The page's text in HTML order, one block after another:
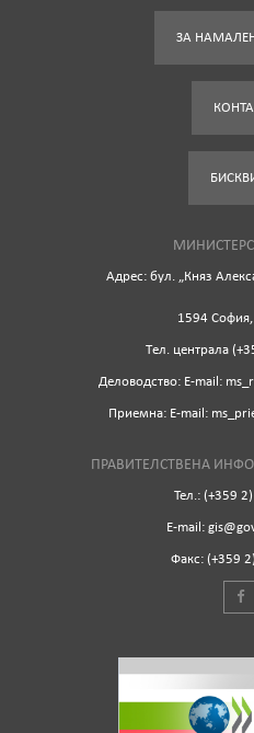
ЗА
Адрес: бул. „Княз
1594
Tел. централа
Деловодство: Е-mail:
Приемна: Е-mail:
ПРАВИТЕЛСТВЕНА
Тел.: (+359
Е-mail:
Факс: (+359